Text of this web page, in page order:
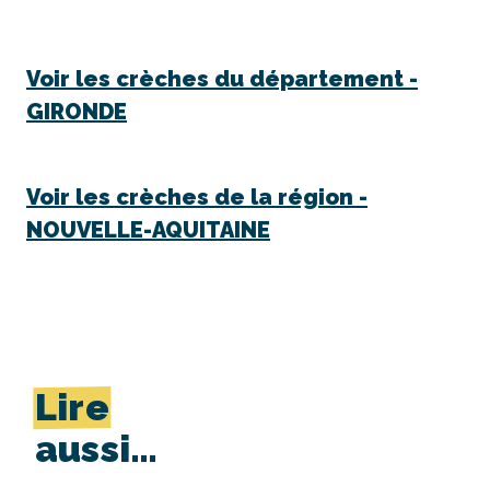
Voir les crèches du département -
GIRONDE
Voir les crèches de la région -
NOUVELLE-AQUITAINE
Lire
aussi…